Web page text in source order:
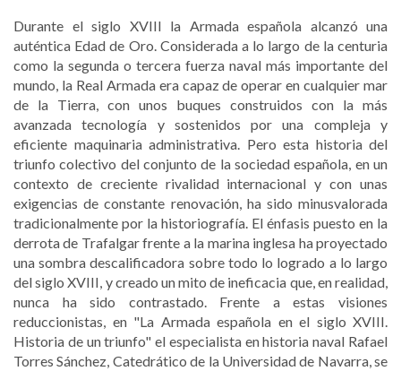
Durante el siglo XVIII la Armada española alcanzó una
auténtica Edad de Oro. Considerada a lo largo de la centuria
como la segunda o tercera fuerza naval más importante del
mundo, la Real Armada era capaz de operar en cualquier mar
de la Tierra, con unos buques construidos con la más
avanzada tecnología y sostenidos por una compleja y
eficiente maquinaria administrativa. Pero esta historia del
triunfo colectivo del conjunto de la sociedad española, en un
contexto de creciente rivalidad internacional y con unas
exigencias de constante renovación, ha sido minusvalorada
tradicionalmente por la historiografía. El énfasis puesto en la
derrota de Trafalgar frente a la marina inglesa ha proyectado
una sombra descalificadora sobre todo lo logrado a lo largo
del siglo XVIII, y creado un mito de ineficacia que, en realidad,
nunca ha sido contrastado. Frente a estas visiones
reduccionistas, en "La Armada española en el siglo XVIII.
Historia de un triunfo" el especialista en historia naval Rafael
Torres Sánchez, Catedrático de la Universidad de Navarra, se